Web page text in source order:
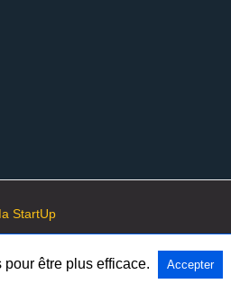
StartUp
View Non-AMP Version
être plus efficace. Accepter